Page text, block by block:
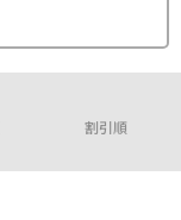
割引順